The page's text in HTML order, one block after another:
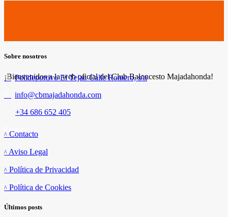
Sobre nosotros
¡Bienvenidos a la web oficial del Club Baloncesto Majadahonda!
Polideportivo El Tejar. Calle Romero, s/n
info@cbmajadahonda.com
+34 686 652 405
Contacto
Aviso Legal
Política de Privacidad
Política de Cookies
Últimos posts